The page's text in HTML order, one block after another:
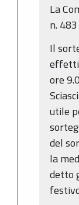
La
n.
Il
effetti
ore
utile
del
la
detto